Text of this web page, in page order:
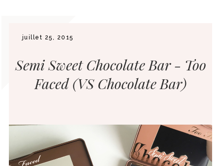
juillet 25, 2015
Semi Sweet Chocolate Bar - Too
Faced (VS Chocolate Bar)